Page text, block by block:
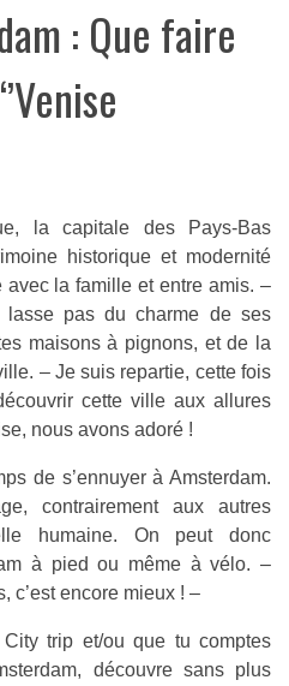
: Que faire
la capitale des Pays-Bas
historique et modernité
avec la famille et entre amis. –
lasse pas du charme de ses
maisons à pignons, et de la
– Je suis repartie, cette fois
cette ville aux allures
nous avons adoré !
de s’ennuyer à Amsterdam.
contrairement aux autres
humaine. On peut donc
à pied ou même à vélo. –
c’est encore mieux ! –
trip et/ou que tu comptes
découvre sans plus